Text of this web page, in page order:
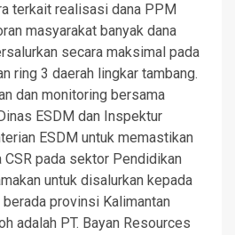
terkait realisasi dana PPM
masyarakat banyak dana
secara maksimal pada
ring 3 daerah lingkar tambang.
dan monitoring bersama
ESDM dan Inspektur
ESDM untuk memastikan
pada sektor Pendidikan
untuk disalurkan kepada
provinsi Kalimantan
adalah PT. Bayan Resources